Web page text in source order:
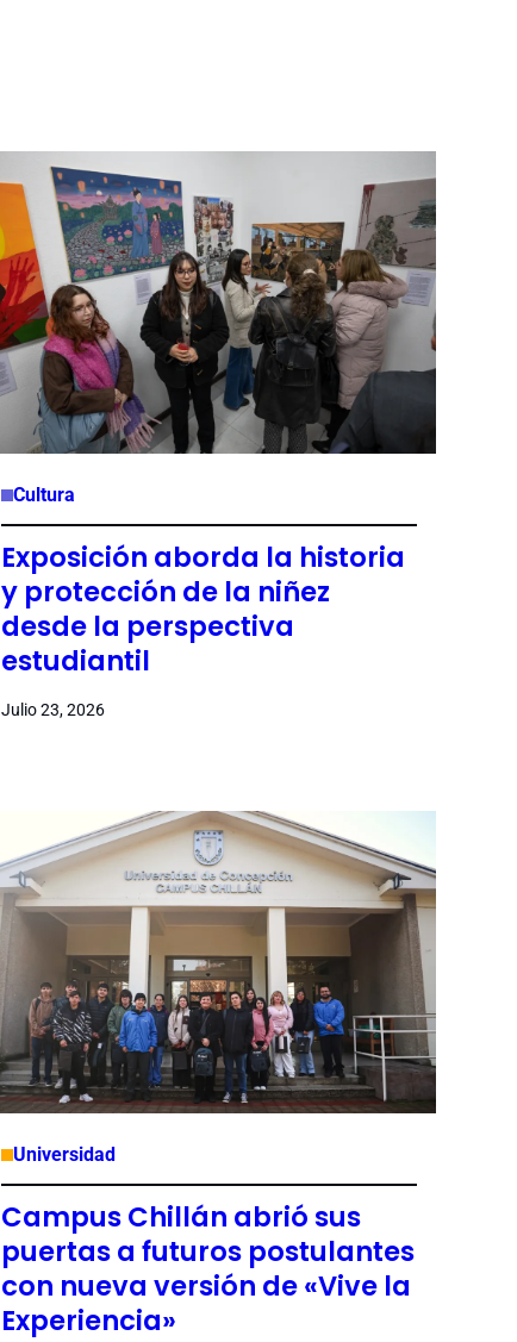
Cultura
Exposición aborda la historia
y protección de la niñez
desde la perspectiva
estudiantil
Julio 23, 2026
Universidad
Campus Chillán abrió sus
puertas a futuros postulantes
con nueva versión de «Vive la
Experiencia»